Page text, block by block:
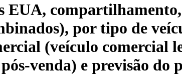
EUA,
por tipo de
(veículo comercial
venda) e previsão do